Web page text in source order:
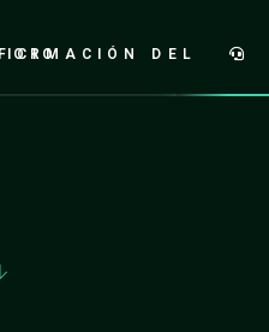
DEL SERVICIO